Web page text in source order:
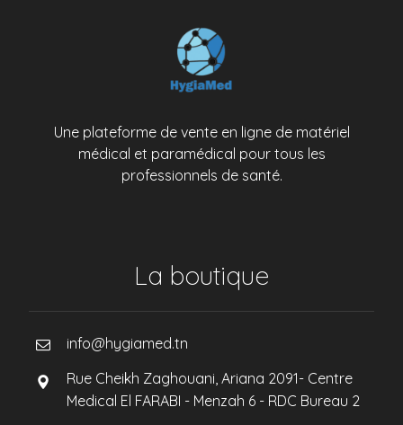
Une plateforme de vente en ligne de matériel
médical et paramédical pour tous les
professionnels de santé.
La boutique
info@hygiamed.tn
Rue Cheikh Zaghouani, Ariana 2091- Centre
Medical El FARABI - Menzah 6 - RDC Bureau 2